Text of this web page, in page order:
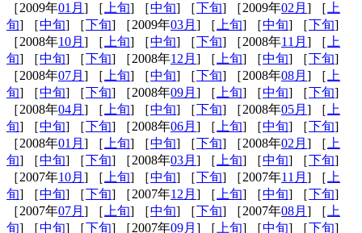
［2009年01月 ] ［上旬] ［中旬] ［ 下旬] ［2009年02月 ] ［上
旬] ［中旬] ［ 下旬] ［2009年03月 ] ［上旬] ［中旬] ［ 下旬]
［2008年10月 ] ［上旬] ［中旬] ［ 下旬] ［2008年11月 ] ［上
旬] ［中旬] ［ 下旬] ［2008年12月 ] ［上旬] ［中旬] ［ 下旬]
［2008年07月 ] ［上旬] ［中旬] ［ 下旬] ［2008年08月 ] ［上
旬] ［中旬] ［ 下旬] ［2008年09月 ] ［上旬] ［中旬] ［ 下旬]
［2008年04月 ] ［上旬] ［中旬] ［ 下旬] ［2008年05月 ] ［上
旬] ［中旬] ［ 下旬] ［2008年06月 ] ［上旬] ［中旬] ［ 下旬]
［2008年01月 ] ［上旬] ［中旬] ［ 下旬] ［2008年02月 ] ［上
旬] ［中旬] ［ 下旬] ［2008年03月 ] ［上旬] ［中旬] ［ 下旬]
［2007年10月 ] ［上旬] ［中旬] ［ 下旬] ［2007年11月 ] ［上
旬] ［中旬] ［ 下旬] ［2007年12月 ] ［上旬] ［中旬] ［ 下旬]
［2007年07月 ] ［上旬] ［中旬] ［ 下旬] ［2007年08月 ] ［上
旬] ［中旬] ［ 下旬] ［2007年09月 ] ［上旬] ［中旬] ［ 下旬]